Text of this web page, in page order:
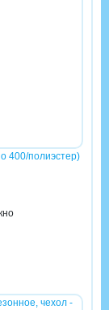
400/полиэстер)